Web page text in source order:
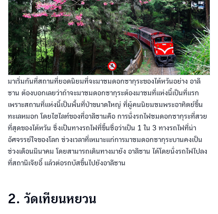
มาเริ่มกันที่สถานที่ยอดนิยมที่จะมาชมดอกซากุระของไต้หวันอย่าง อาลี
ซาน ต้องบอกเลยว่าถ้าจะมาชมดอกซากุระต้องมาชมที่แห่งนี้เป็นที่แรก
เพราะสถานที่แห่งนี้เป็นพื้นที่ป่าขนาดใหญ่ ที่ผู้คนนิยมชมพระอาทิตย์ขึ้น
ทะเลหมอก โดยไฮไลท์ของที่อาลีซานคือ การนั่งรถไฟชมดอกซากุระที่สวย
ที่สุดของไต้หวัน ซึ่งเป็นทางรถไฟที่ขึ้นชื่อว่าเป็น 1 ใน 3 ทางรถไฟที่น่า
อัศจรรย์ใจของโลก ช่วงเวลาที่เหมาะแก่การมาชมดอกซากุระบานคงเป็น
ช่วงเดือนมีนาคม โดยสามารถเดินทางมายัง อาลีซาน ได้โดยนั่งรถไฟไปลง
ที่สถานีเจียอี้ แล้วต่อรถบัสขึ้นไปยังอาลีซาน
2. วัดเทียนหยวน